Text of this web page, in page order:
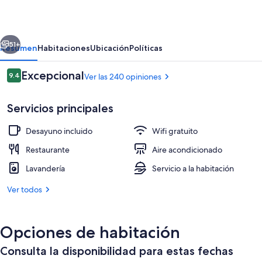
Mameli
Luxury Suite, with hot tub and
Siguiente
51+
ResumenHabitacionesUbicaciónPolíticas
Opiniones
9.49.4 de 10,
ExcepcionalVer las 240 opiniones
Servicios principales
Desayuno incluido
Wifi gratuito
Restaurante
Aire acondicionado
Lavandería
Servicio a la habitación
Ver todos
Opciones de habitación
Consulta la disponibilidad para estas fechas